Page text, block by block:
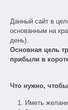
Данный сайт в
основанным на
день).
Основная цель
прибыли в
Что нужно, чтобы
Иметь